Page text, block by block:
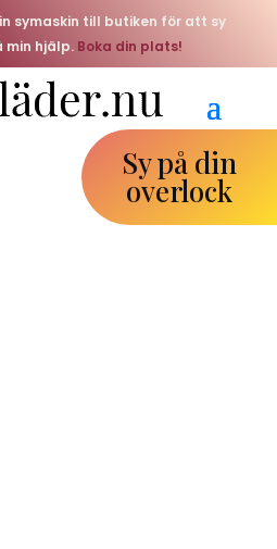
symaskin till butiken för att sy
hjälp. Boka din plats!
Sy på din
overlock